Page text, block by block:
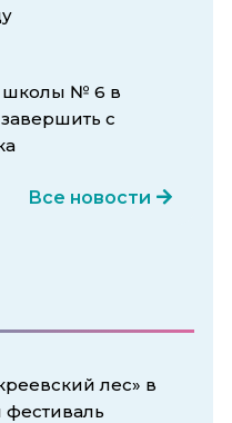
школы № 6 в
с
Все новости
лес» в
фестиваль